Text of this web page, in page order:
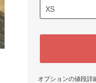
オプションの値段詳